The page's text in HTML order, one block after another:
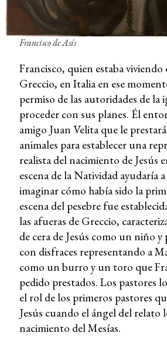
Francisco de Asís
Francisco, quien estaba viviendo
Greccio, en Italia en ese
permiso de las autoridades de la
proceder con sus planes. Él
amigo Juan Velita que le
animales para establecer una
realista del nacimiento de Jesús
escena de la Natividad ayudaría
imaginar cómo había sido la
escena del pesebre fue
las afueras de Greccio,
de cera de Jesús como un niño y
con disfraces representando a
como un burro y un toro que
pedido prestados. Los pastores
el rol de los primeros pastores
Jesús cuando el ángel del relato
nacimiento del Mesías.